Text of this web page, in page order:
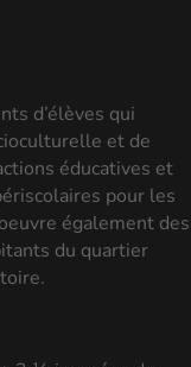
d’élèves qui
et de
éducatives et
pour les
également des
du quartier